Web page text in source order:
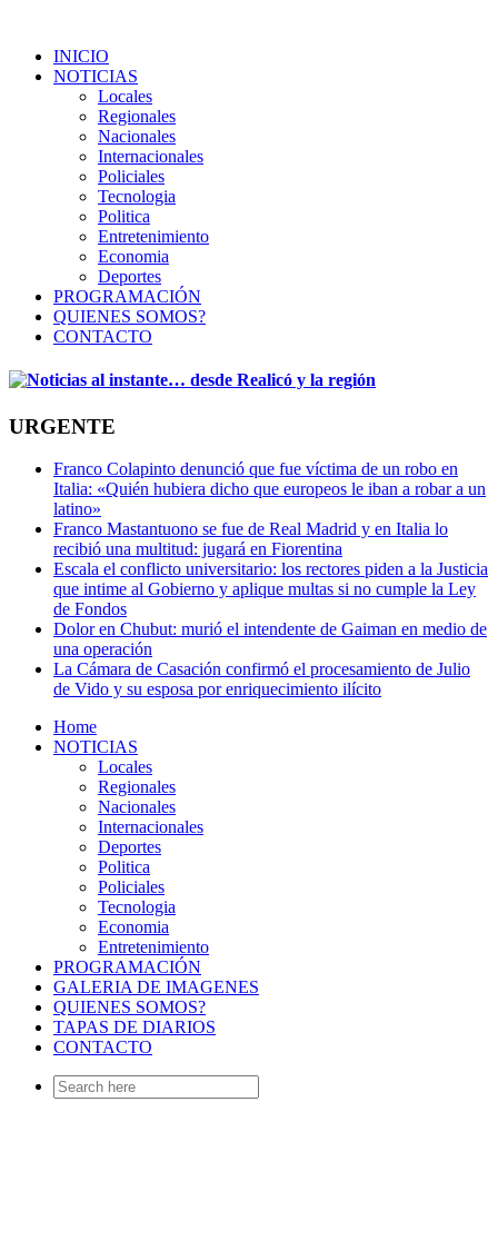
INICIO
NOTICIAS
Locales
Regionales
Nacionales
Internacionales
Policiales
Tecnologia
Politica
Entretenimiento
Economia
Deportes
PROGRAMACIÓN
QUIENES SOMOS?
CONTACTO
URGENTE
Franco Colapinto denunció que fue víctima de un robo en
Italia: «Quién hubiera dicho que europeos le iban a robar a un
latino»
Franco Mastantuono se fue de Real Madrid y en Italia lo
recibió una multitud: jugará en Fiorentina
Escala el conflicto universitario: los rectores piden a la Justicia
que intime al Gobierno y aplique multas si no cumple la Ley
de Fondos
Dolor en Chubut: murió el intendente de Gaiman en medio de
una operación
La Cámara de Casación confirmó el procesamiento de Julio
de Vido y su esposa por enriquecimiento ilícito
Home
NOTICIAS
Locales
Regionales
Nacionales
Internacionales
Deportes
Politica
Policiales
Tecnologia
Economia
Entretenimiento
PROGRAMACIÓN
GALERIA DE IMAGENES
QUIENES SOMOS?
TAPAS DE DIARIOS
CONTACTO
Search
for: